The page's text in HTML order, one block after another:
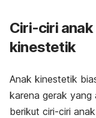
Ciri-ciri
kinestetik
Anak kinestetik
karena gerak yang
berikut ciri-ciri